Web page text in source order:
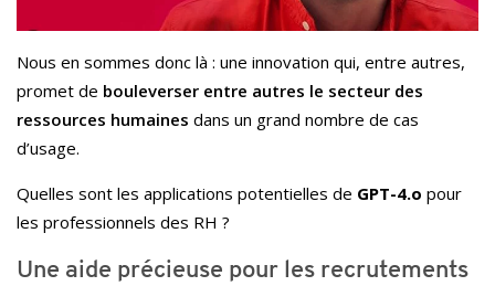
Nous en sommes donc là : une innovation qui, entre autres,
promet de bouleverser entre autres le secteur des
ressources humaines dans un grand nombre de cas
d’usage.
Quelles sont les applications potentielles de GPT-4.o pour
les professionnels des RH ?
Une aide précieuse pour les recrutements